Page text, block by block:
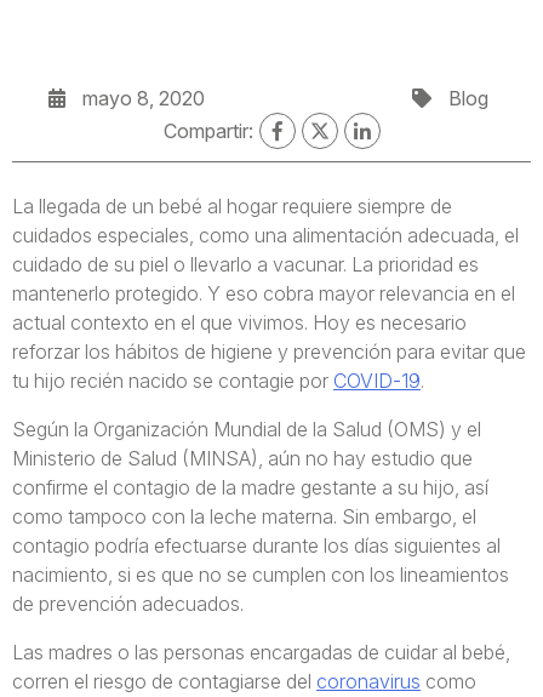
mayo 8, 2020
Blog
Compartir:
La llegada de un bebé al hogar requiere siempre de
cuidados especiales, como una alimentación adecuada, el
cuidado de su piel o llevarlo a vacunar. La prioridad es
mantenerlo protegido. Y eso cobra mayor relevancia en el
actual contexto en el que vivimos. Hoy es necesario
reforzar los hábitos de higiene y prevención para evitar que
tu hijo recién nacido se contagie por COVID-19.
Según la Organización Mundial de la Salud (OMS) y el
Ministerio de Salud (MINSA), aún no hay estudio que
confirme el contagio de la madre gestante a su hijo, así
como tampoco con la leche materna. Sin embargo, el
contagio podría efectuarse durante los días siguientes al
nacimiento, si es que no se cumplen con los lineamientos
de prevención adecuados.
Las madres o las personas encargadas de cuidar al bebé,
corren el riesgo de contagiarse del coronavirus como